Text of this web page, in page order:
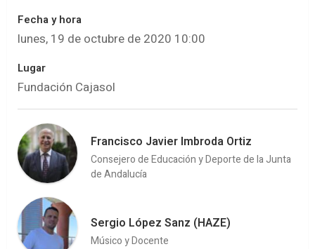
Fecha y hora
lunes, 19 de octubre de 2020 10:00
Lugar
Fundación Cajasol
Francisco Javier Imbroda Ortiz
Consejero de Educación y Deporte de la Junta
de Andalucía
Sergio López Sanz (HAZE)
Músico y Docente